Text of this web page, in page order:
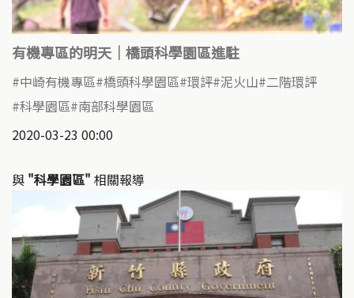
有機專區的明天｜橋頭科學園區進駐
中崎有機專區 橋頭科學園區 環評 泥火山 二階環評
科學園區 南部科學園區
2020-03-23 00:00
與 "科學園區" 相關報導